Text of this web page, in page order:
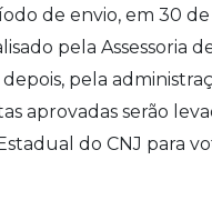
de envio, em 30
pela Assessoria
pela
aprovadas serão
do CNJ para